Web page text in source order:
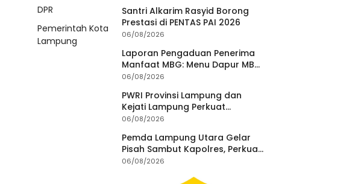
DPR
Pemerintah Kota
Lampung
Legislator dan
Jurnalis
Santri Alkarim Rasyid Borong
Prestasi di PENTAS PAI 2026
06/08/2026
Laporan Pengaduan Penerima
Manfaat MBG: Menu Dapur MBG
Teratai Lampung Utara Disorot,
Lakukan Investigasi
06/08/2026
PWRI Provinsi Lampung dan
Kejati Lampung Perkuat
Sinergitas Penegakan Hukum
06/08/2026
Pemda Lampung Utara Gelar
Pisah Sambut Kapolres, Perkuat
Sinergi Jaga Kamtibmas
06/08/2026